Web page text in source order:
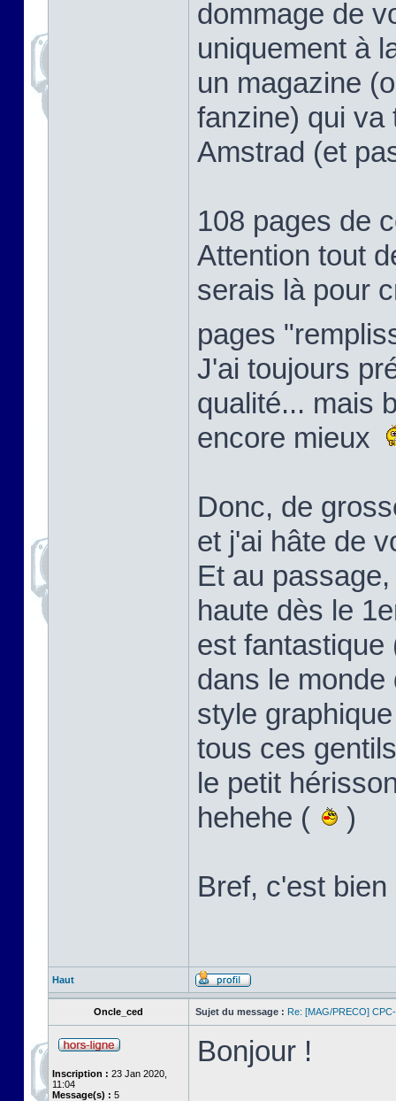
dommage de
uniquement à
un magazine
fanzine) qui va
Amstrad (et
108 pages de
Attention tout
serais là pour
pages
J'ai toujours
qualité... mais
encore mieux
Donc, de
et j'ai hâte de
Et au
haute dès le
est fantastique
dans le
style
tous ces
le petit
hehehe (
)
Bref, c'est
Haut
Oncle_ced Sujet du message : Re: [MAG/PRECO]
Inscription : 23 Jan 2020,
11:04
Message(s) : 5
Bonjour !